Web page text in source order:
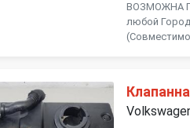
ВОЗМОЖНА
любой